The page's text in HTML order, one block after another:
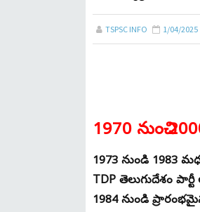
TSPSC INFO 1/04/2025
1970 నుంచి
1973 నుండి 1983
TDP తెలుగుదేశం
1984 నుండి